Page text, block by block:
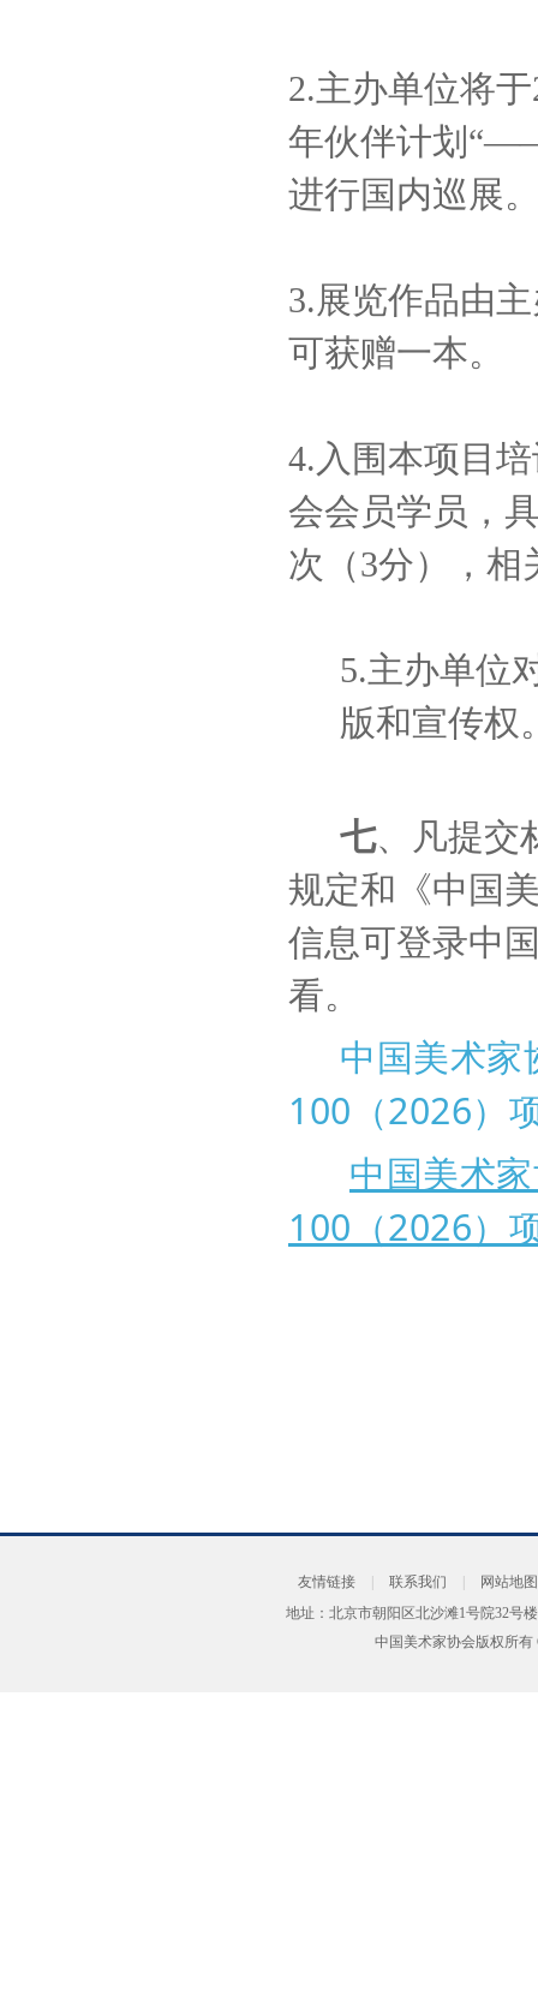
2.主办单位将
年伙伴计划
进行国内巡展
3.展览作品由
可获赠一本。
4.入围本项目
会会员学员，
次（3分），
5.主办单位
版和宣传权
七、凡提交
规定和《中国
信息可登录中
看。
中国美术
100（2026）
中国美术
100（2026）
友情链接 联系我们
网站地图
地址：北京市朝阳区北沙滩1号院32号
中国美术家协会版权所有